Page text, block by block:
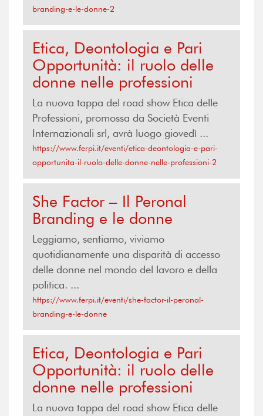
branding-e-le-donne-2
Etica, Deontologia e Pari
Opportunità: il ruolo delle
donne nelle professioni
La nuova tappa del road show Etica delle
Professioni, promossa da Società Eventi
Internazionali srl, avrà luogo giovedì ...
https://www.ferpi.it/eventi/etica-deontologia-e-pari-
opportunita-il-ruolo-delle-donne-nelle-professioni-2
She Factor – Il Peronal
Branding e le donne
Leggiamo, sentiamo, viviamo
quotidianamente una disparità di accesso
delle donne nel mondo del lavoro e della
politica. ...
https://www.ferpi.it/eventi/she-factor-il-peronal-
branding-e-le-donne
Etica, Deontologia e Pari
Opportunità: il ruolo delle
donne nelle professioni
La nuova tappa del road show Etica delle